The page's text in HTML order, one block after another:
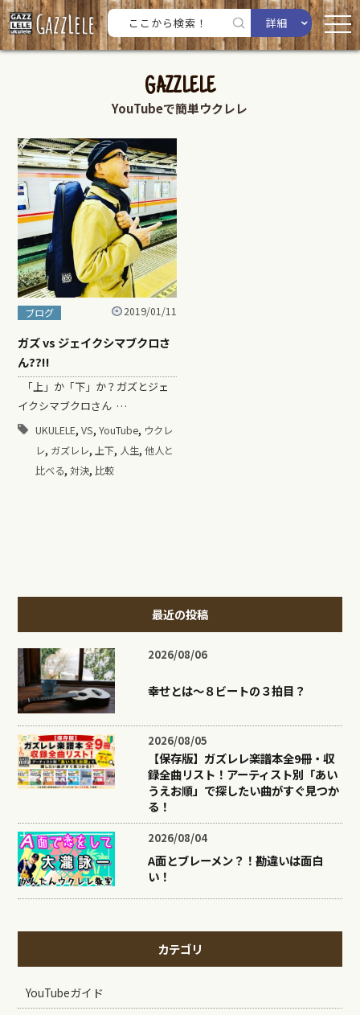
詳細
GAZZLELE
YouTubeで簡単ウクレレ
ブログ 2019/01/11
ガズ vs ジェイクシマブクロさ
ん??!!
「上」か「下」か？ガズとジェ
イクシマブクロさん …
UKULELE, VS, YouTube, ウクレ
レ, ガズレレ, 上下, 人生, 他人と
比べる, 対決, 比較
最近の投稿
2026/08/06
幸せとは〜８ビートの３拍目？
2026/08/05
【保存版】ガズレレ楽譜本全9冊・収
録全曲リスト！アーティスト別「あい
うえお順」で探したい曲がすぐ見つか
る！
2026/08/04
A面とブレーメン？！勘違いは面白
い！
カテゴリ
YouTubeガイド